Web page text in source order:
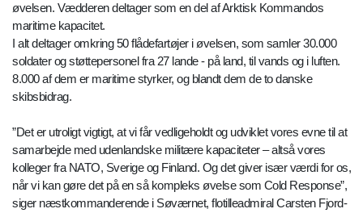
øvelsen. Vædderen deltager som en del af Arktisk Kommandos
maritime kapacitet.
I alt deltager omkring 50 flådefartøjer i øvelsen, som samler 30.000
soldater og støttepersonel fra 27 lande - på land, til vands og i luften.
8.000 af dem er maritime styrker, og blandt dem de to danske
skibsbidrag.
”Det er utroligt vigtigt, at vi får vedligeholdt og udviklet vores evne til at
samarbejde med udenlandske militære kapaciteter – altså vores
kolleger fra NATO, Sverige og Finland. Og det giver især værdi for os,
når vi kan gøre det på en så kompleks øvelse som Cold Response”,
siger næstkommanderende i Søværnet, flotilleadmiral Carsten Fjord-